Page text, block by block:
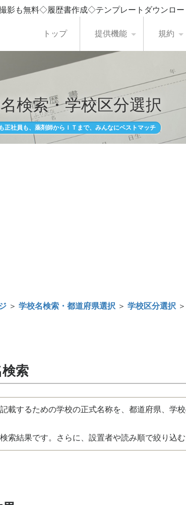
影も無料◇履歴書作成◇テンプレートダウンロ
トップ 提供機能 規約
検索・学校区分選択
正社員も、薬剤師からＩＴまで、みんなにベストマッチ
＞ 学校名検索・都道府県選択 ＞ 学校区分選択
索
載するための学校の正式名称を、都道府県、学
索結果です。さらに、設置者や読み順で絞り込む